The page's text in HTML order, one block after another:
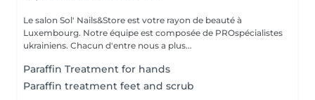
Le salon Sol' Nails&Store est votre rayon de beauté à
Luxembourg. Notre équipe est composée de PROspécialistes
ukrainiens. Chacun d'entre nous a plus...
Paraffin Treatment for hands
Paraffin treatment feet and scrub